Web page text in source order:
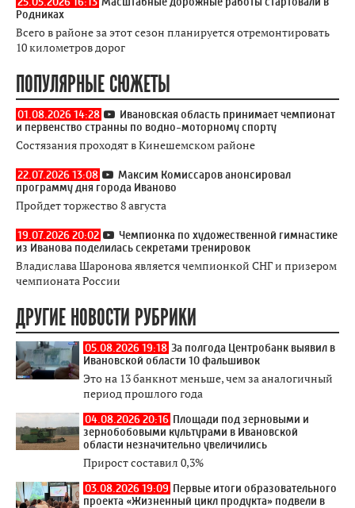
Родниках
Всего в районе за этот сезон планируется отремонтировать
10 километров дорог
ПОПУЛЯРНЫЕ СЮЖЕТЫ
01.08.2026 14:28
Ивановская область принимает чемпионат
и первенство странны по водно-моторному спорту
Состязания проходят в Кинешемском районе
22.07.2026 13:08
Максим Комиссаров анонсировал
программу дня города Иваново
Пройдет торжество 8 августа
19.07.2026 20:02
Чемпионка по художественной гимнастике
из Иванова поделилась секретами тренировок
Владислава Шаронова является чемпионкой СНГ и призером
чемпионата России
ДРУГИЕ НОВОСТИ РУБРИКИ
05.08.2026 19:18 За полгода Центробанк выявил в
Ивановской области 10 фальшивок
Это на 13 банкнот меньше, чем за аналогичный
период прошлого года
04.08.2026 20:16 Площади под зерновыми и
зернобобовыми культурами в Ивановской
области незначительно увеличились
Прирост составил 0,3%
03.08.2026 19:09 Первые итоги образовательного
проекта «Жизненный цикл продукта» подвели в